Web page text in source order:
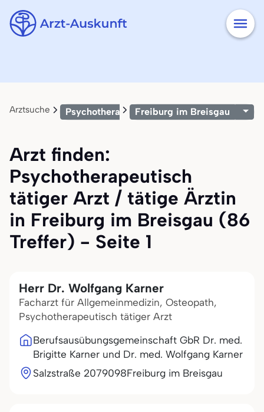
Arztsuche Psychotherapeutisch tätiger Arzt / tätige
Freiburg im Breisgau
Arzt finden:
Psychotherapeutisch
tätiger Arzt / tätige Ärztin
in Freiburg im Breisgau (86
Treffer) - Seite 1
Herr Dr. Wolfgang Karner
Facharzt für Allgemeinmedizin, Osteopath,
Psychotherapeutisch tätiger Arzt
Berufsausübungsgemeinschaft GbR Dr. med.
Brigitte Karner und Dr. med. Wolfgang Karner
Salzstraße 2079098Freiburg im Breisgau